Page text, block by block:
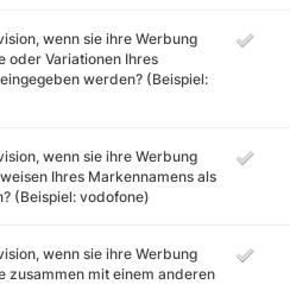
wenn sie ihre Werbung
oder Variationen Ihres
werden? (Beispiel:
wenn sie ihre Werbung
Ihres Markennamens als
(Beispiel: vodofone)
wenn sie ihre Werbung
zusammen mit einem anderen